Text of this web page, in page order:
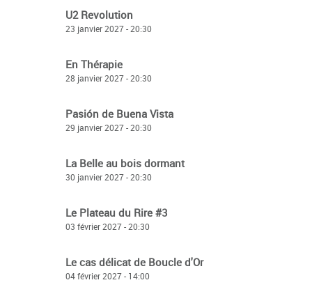
U2 Revolution
23 janvier 2027 - 20:30
En Thérapie
28 janvier 2027 - 20:30
Pasión de Buena Vista
29 janvier 2027 - 20:30
La Belle au bois dormant
30 janvier 2027 - 20:30
Le Plateau du Rire #3
03 février 2027 - 20:30
Le cas délicat de Boucle d'Or
04 février 2027 - 14:00